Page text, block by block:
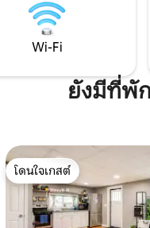
ฤดู และเดอะคอทเทจเป็นที่
อร์เฟ็กต์สำหรับการสำรวจ
กลางWi-Fi
ยังมีที่พั
โดนใจเกสต์
โดนใจเกสต์